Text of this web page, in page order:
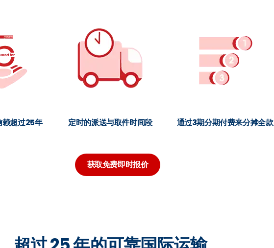
赖超过25年 定时的派送与取件时间段 通过3期分期付费来分摊全款
获取免费即时报价